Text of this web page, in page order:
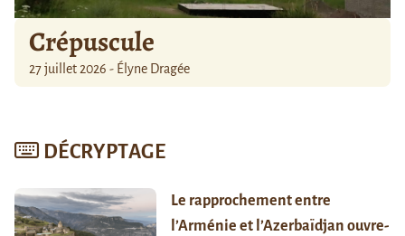
Crépuscule
27 juillet 2026 - Élyne Dragée
DÉCRYPTAGE
Le rapprochement entre
l’Arménie et l’Azerbaïdjan ouvre-